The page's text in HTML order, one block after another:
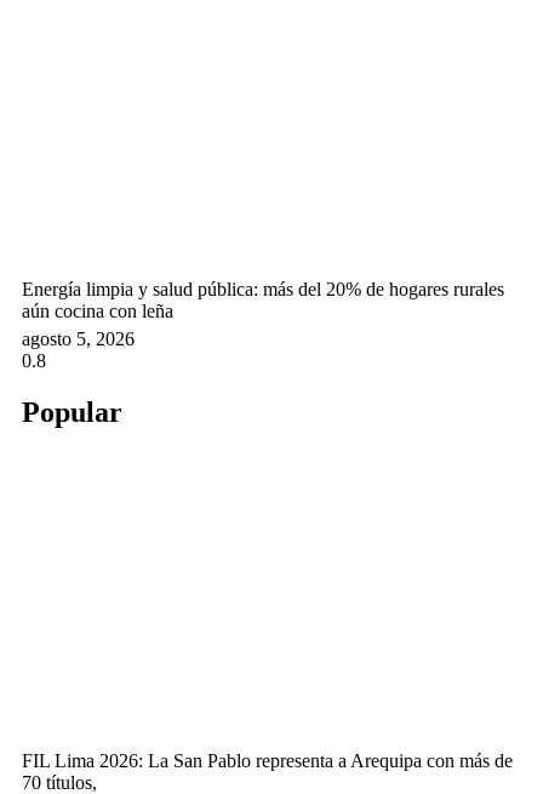
Energía limpia y salud pública: más del 20% de hogares rurales
aún cocina con leña
agosto 5, 2026
Popular
FIL Lima 2026: La San Pablo representa a Arequipa con más de
70 títulos,